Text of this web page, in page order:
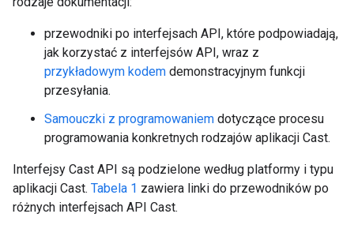
przewodniki po interfejsach API, które podpowiadają,
jak korzystać z interfejsów API, wraz z
przykładowym kodem demonstracyjnym funkcji
przesyłania.
Samouczki z programowaniem dotyczące procesu
programowania konkretnych rodzajów aplikacji Cast.
Interfejsy Cast API są podzielone według platformy i typu
aplikacji Cast. Tabela 1 zawiera linki do przewodników po
różnych interfejsach API Cast.